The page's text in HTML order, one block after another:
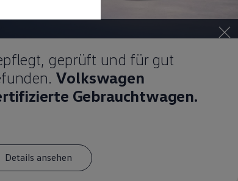
geprüft und für gut
Volkswagen
Gebrauchtwagen.
Details ansehen